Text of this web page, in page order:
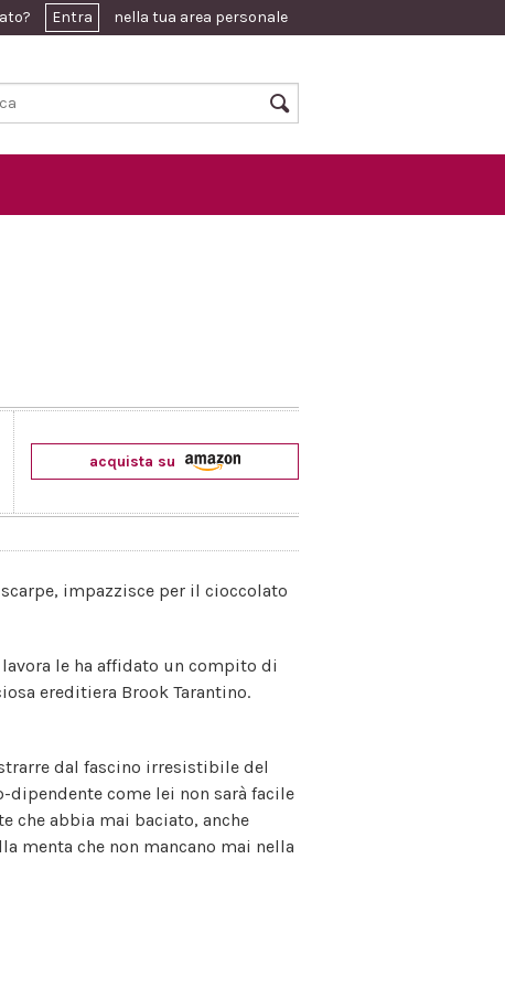
Entra nella tua area personale
acquista su
impazzisce per il cioccolato
le ha affidato un compito di
ereditiera Brook Tarantino.
dal fascino irresistibile del
dipendente come lei non sarà facile
che abbia mai baciato, anche
menta che non mancano mai nella